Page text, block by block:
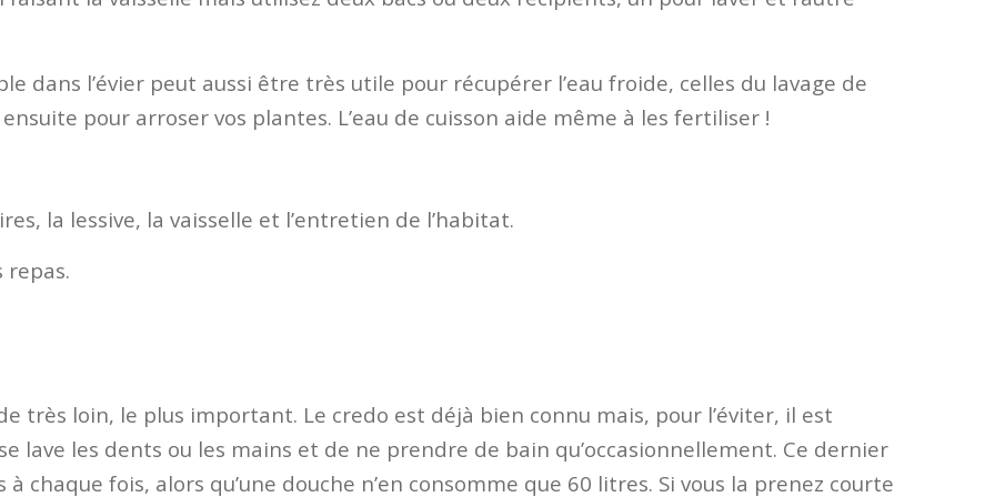
dans l’évier peut aussi être très utile pour récupérer l’eau froide, celles du lavage de
pour arroser vos plantes. L’eau de cuisson aide même à les fertiliser !
la lessive, la vaisselle et l’entretien de l’habitat.
repas.
très loin, le plus important. Le credo est déjà bien connu mais, pour l’éviter, il est
lave les dents ou les mains et de ne prendre de bain qu’occasionnellement. Ce dernier
chaque fois, alors qu’une douche n’en consomme que 60 litres. Si vous la prenez courte